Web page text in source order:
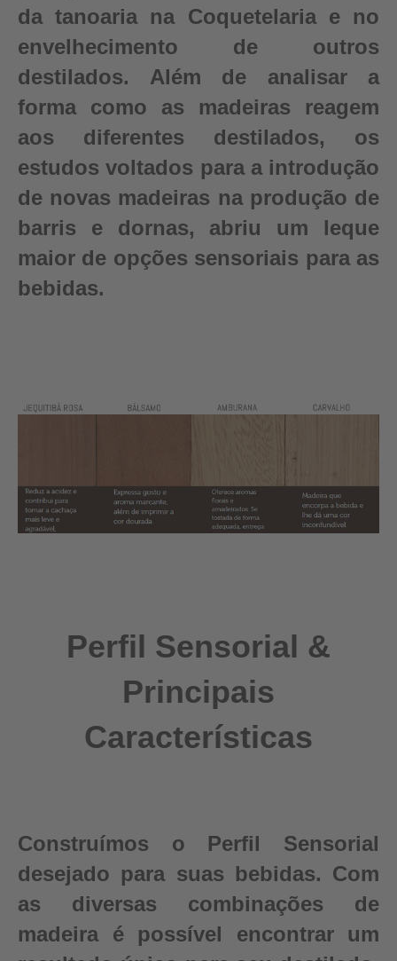
da tanoaria na Coquetelaria e no
envelhecimento de outros
destilados. Além de analisar a
forma como as madeiras reagem
aos diferentes destilados, os
estudos voltados para a introdução
de novas madeiras na produção de
barris e dornas, abriu um leque
maior de opções sensoriais para as
bebidas.
Perfil Sensorial &
Principais
Características
Construímos o Perfil Sensorial
desejado para suas bebidas. Com
as diversas combinações de
madeira é possível encontrar um